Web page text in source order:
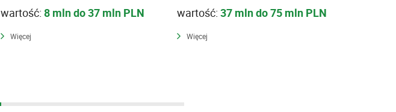
wartość: 8 mln do 37 mln PLN
Więcej
wartość: 37 mln do 75 mln PLN
Więcej